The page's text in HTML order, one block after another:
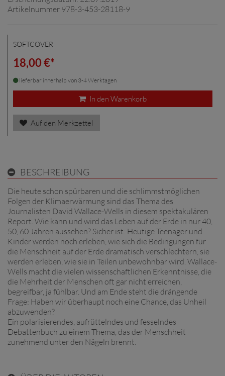
Artikelnummer 978-3-453-28118-9
SOFTCOVER
18,00 €*
lieferbar innerhalb von 3-4 Werktagen
In den Warenkorb
Auf den Merkzettel
BESCHREIBUNG
Die heute schon spürbaren und die schlimmstmöglichen
Folgen der Klimaerwärmung sind das Thema des
Journalisten David Wallace-Wells in diesem spektakulären
Report. Wie kann und wird das Leben auf der Erde in nur 40,
50, 60 Jahren aussehen? Sicher ist: Heutige Teenager und
Kinder werden noch erleben, wie sich die Bedingungen für
die Menschheit auf der Erde dramatisch verschlechtern, sie
werden erleben, wie sie in Teilen unbewohnbar wird. Wallace-
Wells macht die vielen wissenschaftlichen Erkenntnisse, die
die Mehrheit der Menschen oft gar nicht erreichen,
begreifbar, ja fühlbar. Und am Ende steht die drängende
Frage: Haben wir überhaupt noch eine Chance, das Unheil
abzuwenden?
Ein polarisierendes, aufrüttelndes und fesselndes
Debattenbuch zu einem Thema, das der Menschheit
zunehmend unter den Nägeln brennt.